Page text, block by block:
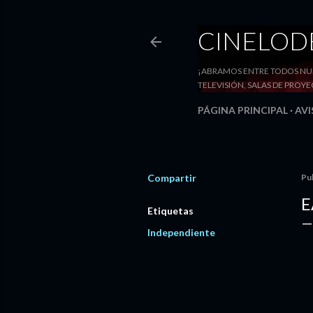
¡ABRAMOS ENTRE TODOS
TELEVISIÓN, SALAS DE
PÁGINA PRINCIPAL
Compartir
Etiquetas
Independiente